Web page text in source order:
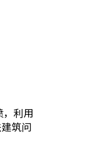
利用
筑问